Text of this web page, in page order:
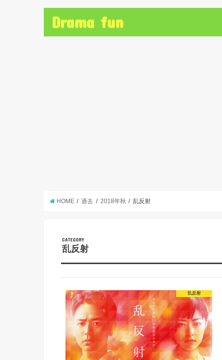
Drama fun
HOME 過去 2018年秋 乱反射
CATEGORY
乱反射
乱反射